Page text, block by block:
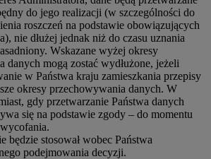
do jego realizacji (w szczególności do
roszczeń na podstawie obowiązujących
nie dłużej jednak niż do czasu uznania
Wskazane wyżej okresy
danych mogą zostać wydłużone, jeżeli
w Państwa kraju zamieszkania przepisy
okresy przechowywania danych. W
gdy przetwarzanie Państwa danych
się na podstawie zgody – do momentu
będzie stosował wobec Państwa
podejmowania decyzji.